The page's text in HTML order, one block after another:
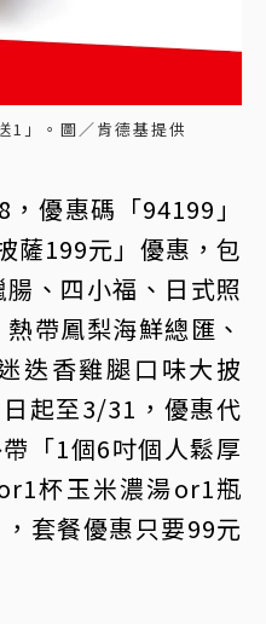
1」。圖／肯德基提供
優惠碼「94199」
薩199元」優惠，包
、四小福、日式照
帶鳳梨海鮮總匯、
迭香雞腿口味大披
起至3/31，優惠代
「1個6吋個人鬆厚
杯玉米濃湯or1瓶
套餐優惠只要99元